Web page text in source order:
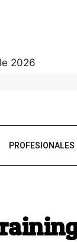
2026
PROFESIONALES